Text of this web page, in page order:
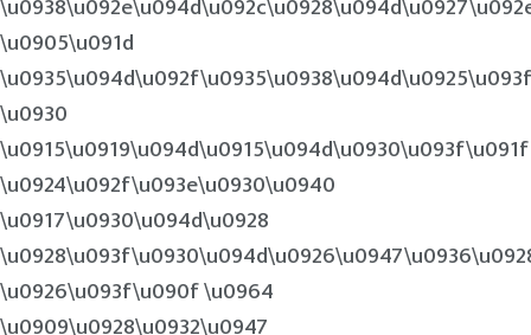
\u0905\u091d
\u0930
\u0915\u0919\u094d\u0915\u094d\u0930\u093f\u091f
\u0924\u092f\u093e\u0930\u0940
\u0917\u0930\u094d\u0928
\u0926\u093f\u090f \u0964
\u0909\u0928\u0932\u0947